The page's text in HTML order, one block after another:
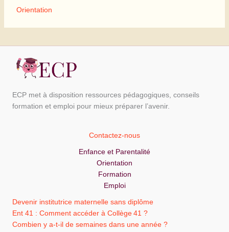
Orientation
ECP met à disposition ressources pédagogiques, conseils
formation et emploi pour mieux préparer l’avenir.
Contactez-nous
Enfance et Parentalité
Orientation
Formation
Emploi
Devenir institutrice maternelle sans diplôme
Ent 41 : Comment accéder à Collège 41 ?
Combien y a-t-il de semaines dans une année ?